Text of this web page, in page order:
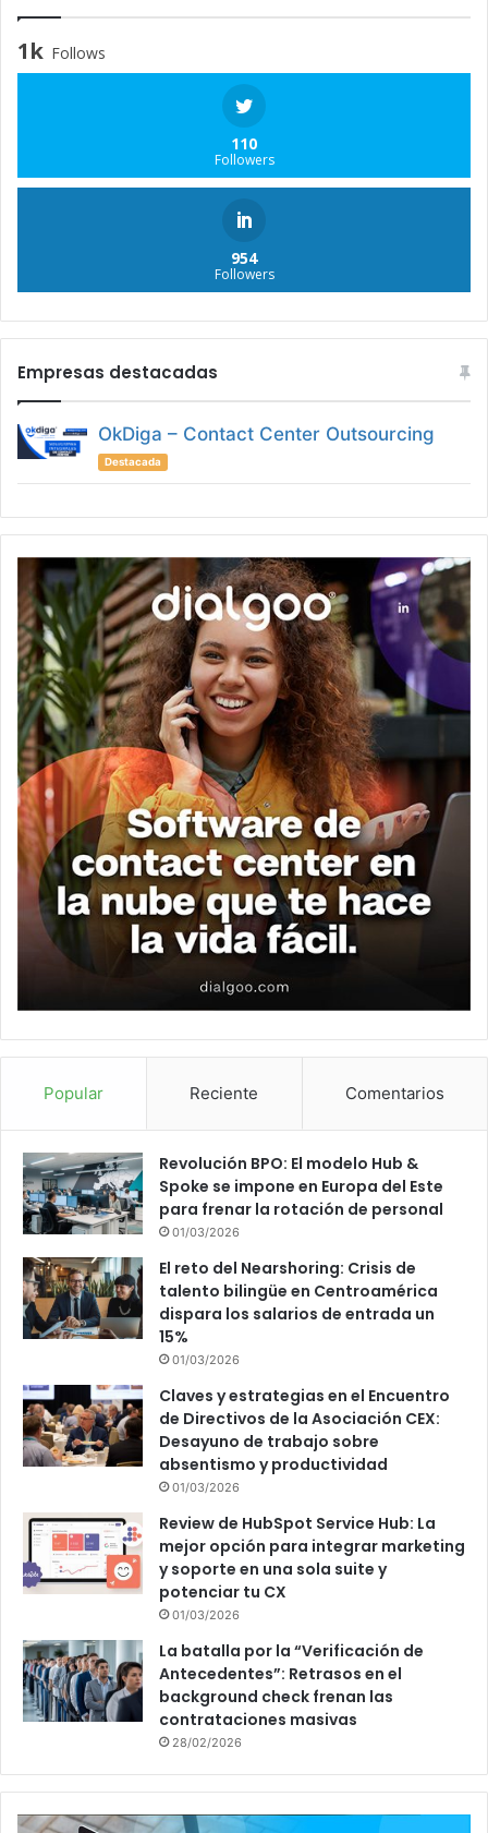
1k Follows
110
Followers
954
Followers
Empresas destacadas
OkDiga – Contact Center Outsourcing
Destacada
Popular Reciente Comentarios
Revolución BPO: El modelo Hub &
Spoke se impone en Europa del Este
para frenar la rotación de personal
01/03/2026
El reto del Nearshoring: Crisis de
talento bilingüe en Centroamérica
dispara los salarios de entrada un
15%
01/03/2026
Claves y estrategias en el Encuentro
de Directivos de la Asociación CEX:
Desayuno de trabajo sobre
absentismo y productividad
01/03/2026
Review de HubSpot Service Hub: La
mejor opción para integrar marketing
y soporte en una sola suite y
potenciar tu CX
01/03/2026
La batalla por la “Verificación de
Antecedentes”: Retrasos en el
background check frenan las
contrataciones masivas
28/02/2026